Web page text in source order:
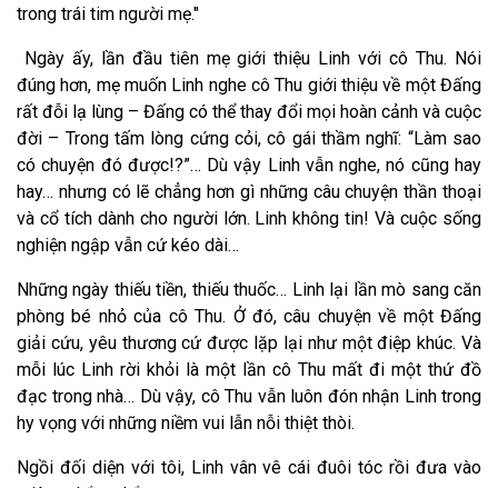
trong trái tim người mẹ."
Ngày ấy, lần đầu tiên mẹ giới thiệu Linh với cô Thu. Nói
đúng hơn, mẹ muốn Linh nghe cô Thu giới thiệu về một Đấng
rất đỗi lạ lùng – Đấng có thể thay đổi mọi hoàn cảnh và cuộc
đời – Trong tấm lòng cứng cỏi, cô gái thầm nghĩ: “Làm sao
có chuyện đó được!?”… Dù vậy Linh vẫn nghe, nó cũng hay
hay… nhưng có lẽ chẳng hơn gì những câu chuyện thần thoại
và cổ tích dành cho người lớn. Linh không tin! Và cuộc sống
nghiện ngập vẫn cứ kéo dài…
Những ngày thiếu tiền, thiếu thuốc… Linh lại lần mò sang căn
phòng bé nhỏ của cô Thu. Ở đó, câu chuyện về một Đấng
giải cứu, yêu thương cứ được lặp lại như một điệp khúc. Và
mỗi lúc Linh rời khỏi là một lần cô Thu mất đi một thứ đồ
đạc trong nhà… Dù vậy, cô Thu vẫn luôn đón nhận Linh trong
hy vọng với những niềm vui lẫn nỗi thiệt thòi.
Ngồi đối diện với tôi, Linh vân vê cái đuôi tóc rồi đưa vào